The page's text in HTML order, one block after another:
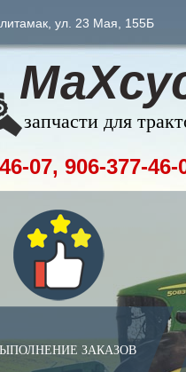
запчасти для
ЗАКАЗОВ
ул. 23 Мая, 155Б
07, 906-377-